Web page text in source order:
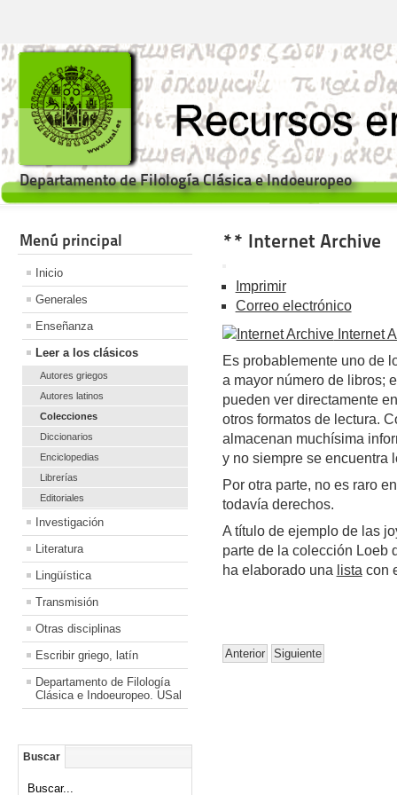
Departamento de Filología Clásica e Indoeuropeo
Menú principal
Inicio
Generales
Enseñanza
Leer a los clásicos
Autores griegos
Autores latinos
Colecciones
Diccionarios
Enciclopedias
Librerías
Editoriales
Investigación
Literatura
Lingüística
Transmisión
Otras disciplinas
Escribir griego, latín
Departamento de Filología
Clásica e Indoeuropeo. USal
Buscar
Buscar...
** Internet Archive
Imprimir
Correo electrónico
Internet
Es probablemente uno de
a mayor número de libros;
pueden ver directamente
otros formatos de lectura.
almacenan muchísima
y no siempre se encuentra
Por otra parte, no es raro
todavía derechos.
A título de ejemplo de las
parte de la colección Loeb
ha elaborado una lista con
Anterior Siguiente